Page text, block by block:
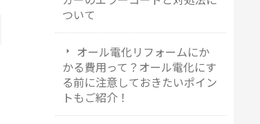
ついて
オール電化リフォームにか
かる費用って？オール電化にす
る前に注意しておきたいポイン
トもご紹介！